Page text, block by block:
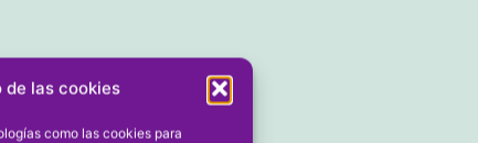
las cookies
como las cookies para